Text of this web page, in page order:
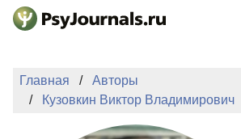
Перейти к основному содержанию
ИЗДАНИЯ
АВТОРЫ
ПОДАТЬ РУКОПИСЬ
Главная
Авторы
Кузовкин Виктор Владимирович